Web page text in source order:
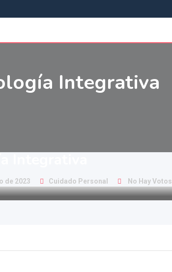
Integrativa
de 2023 Cuidado Personal No Hay Votos